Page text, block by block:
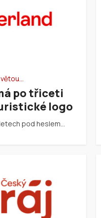
po třiceti
logo
pod heslem…